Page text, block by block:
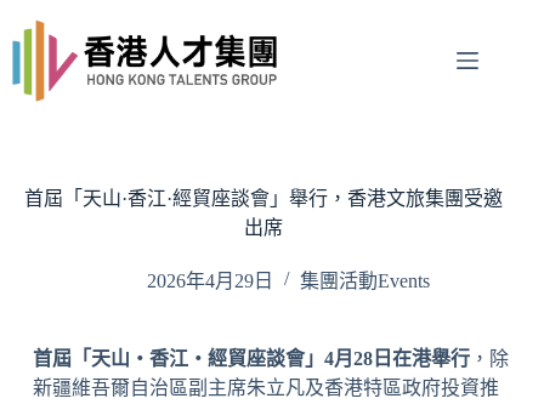
首屆「天山·香江·經貿座談會」舉行，香港文旅集團受邀
出席
2026年4月29日 集團活動Events
首屆「天山‧香江‧經貿座談會」4月28日在港舉行，除
新疆維吾爾自治區副主席朱立凡及香港特區政府投資推